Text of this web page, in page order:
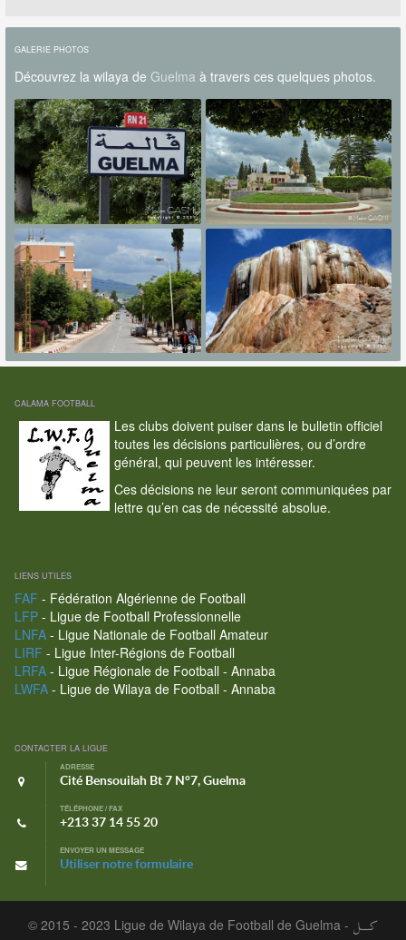
GALERIE PHOTOS
Découvrez la wilaya de Guelmaà travers ces quelques photos.
CALAMA FOOTBALL
Les clubs doivent puiser dans le bulletin officiel
toutes les décisions particulières, ou d’ordre
général, qui peuvent les intéresser.
Ces décisions ne leur seront communiquées par
lettre qu’en cas de nécessité absolue.
LIENS UTILES
FAF - Fédération Algérienne de Football
LFP- Ligue de Football Professionnelle
LNFA- Ligue Nationale de Football Amateur
LIRF - Ligue Inter-Régions de Football
LRFA- Ligue Régionale de Football - Annaba
LWFA- Ligue de Wilaya de Football - Annaba
CONTACTER LA LIGUE
ADRESSE
Cité Bensouilah Bt 7 N°7, Guelma
TÉLÉPHONE / FAX
+213 37 14 55 20
ENVOYER UN MESSAGE
Utiliser notre formulaire
© 2015 - 2023 Ligue de Wilaya de Football de Guelma - كـــل